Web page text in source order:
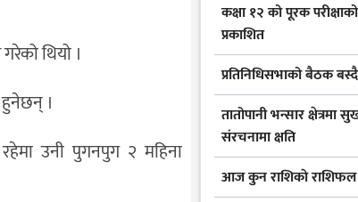
थियो ।
।
उनी पुगनपुग २ महिना
कक्षा १२ को पूरक
प्रकाशित
प्रतिनिधिसभाको बैठक बस्दै
तातोपानी भन्सार क्षेत्रमा
संरचनामा क्षति
आज कुन राशिकाे